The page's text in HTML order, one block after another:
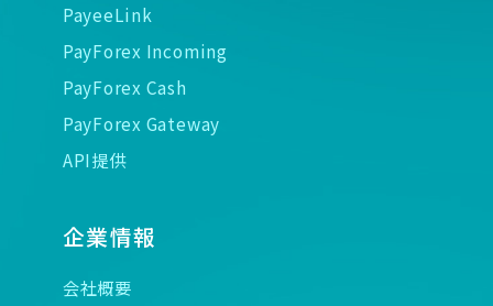
PayeeLink
PayForex Incoming
PayForex Cash
PayForex Gateway
API提供
企業情報
会社概要